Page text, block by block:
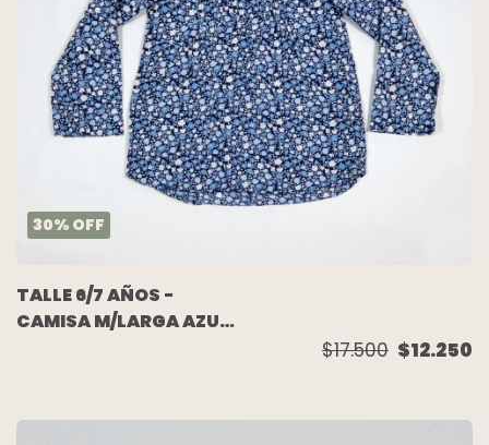
30% OFF
TALLE 6/7 AÑOS -
CAMISA M/LARGA AZUL
$17.500 $12.250